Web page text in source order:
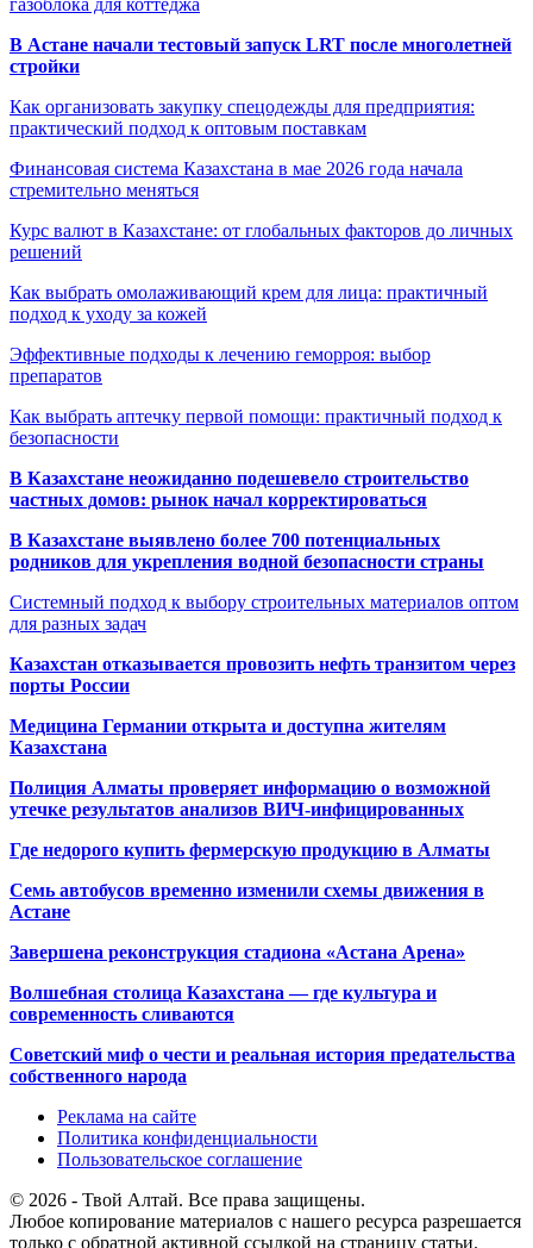
В Астане начали тестовый запуск LRT после многолетней
стройки
Как организовать закупку спецодежды для предприятия:
практический подход к оптовым поставкам
Финансовая система Казахстана в мае 2026 года начала
стремительно меняться
Курс валют в Казахстане: от глобальных факторов до личных
решений
Как выбрать омолаживающий крем для лица: практичный
подход к уходу за кожей
Эффективные подходы к лечению геморроя: выбор
препаратов
Как выбрать аптечку первой помощи: практичный подход к
безопасности
В Казахстане неожиданно подешевело строительство
частных домов: рынок начал корректироваться
В Казахстане выявлено более 700 потенциальных
родников для укрепления водной безопасности страны
Системный подход к выбору строительных материалов оптом
для разных задач
Казахстан отказывается провозить нефть транзитом через
порты России
Медицина Германии открыта и доступна жителям
Казахстана
Полиция Алматы проверяет информацию о возможной
утечке результатов анализов ВИЧ-инфицированных
Где недорого купить фермерскую продукцию в Алматы
Семь автобусов временно изменили схемы движения в
Астане
Завершена реконструкция стадиона «Астана Арена»
Волшебная столица Казахстана — где культура и
современность сливаются
Советский миф о чести и реальная история предательства
собственного народа
Реклама на сайте
Политика конфиденциальности
Пользовательское соглашение
© 2026 - Твой Алтай. Все права защищены.
Любое копирование материалов с нашего ресурса разрешается
только с обратной активной ссылкой на страницу статьи.